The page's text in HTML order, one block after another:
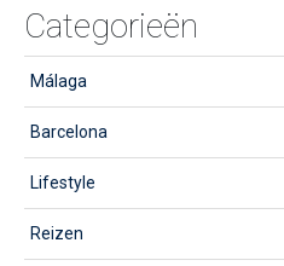
Categorieën
Málaga
Barcelona
Lifestyle
Reizen